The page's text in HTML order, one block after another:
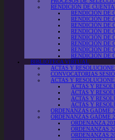
RENDICIÓN DE
RENDICIÓN DE
RENDICIÓN DE
RENDICIÓN DE
RENDICIÓN DE
RENDICIÓN DE
RENDICIÓN DE
RENDICIÓN DE
RENDICIÓN DE
BIBLIOTECA VIRTUAL
ACTAS Y
CONVOCATORIAS
ACTAS Y
ACTAS Y
ACTAS Y
ACTAS Y
ACTAS Y
ORDENANZAS GADME
ORDENANZAS GADME
ORDENANZA
ORDENANZAS
ORDENANZAS